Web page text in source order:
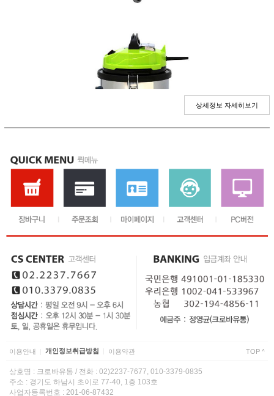
상세정보 자세히보기
이용안내 개인정보취급방침 이용약관 TOP ^
상호명 : 크로바유통 / 전화 : 02)2237-7677, 010-3379-0835
주소 : 경기도 하남시 초이로 77-40, 1층 103호
사업자등록번호 : 201-06-87432